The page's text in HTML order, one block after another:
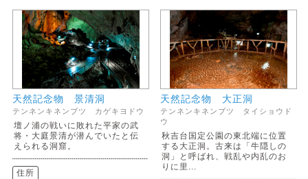
天然記念物 景清洞
テンネンキネンブツ カゲキヨドウ
壇ノ浦の戦いに敗れた平家の武
将・大庭景清が潜んでいたと伝
えられる洞窟。
住所
天然記念物 大正洞
テンネンキネンブツ タイショウド
ウ
秋吉台国定公園の東北端に位置
する大正洞。古来は「牛隠しの
洞」と呼ばれ、戦乱や内乱のお
りに里...